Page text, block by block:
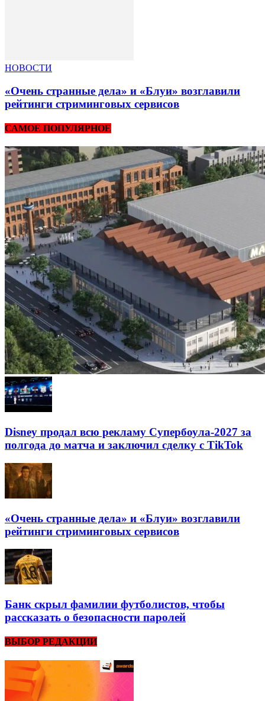
НОВОСТИ
«Очень странные дела» и «Блуи» возглавили
рейтинги стриминговых сервисов
САМОЕ ПОПУЛЯРНОЕ
Disney продал всю рекламу Супербоула-2027 за
полгода до матча и заключил сделку с TikTok
«Очень странные дела» и «Блуи» возглавили
рейтинги стриминговых сервисов
Банк скрыл фамилии футболистов, чтобы
рассказать о безопасности паролей
ВЫБОР РЕДАКЦИИ